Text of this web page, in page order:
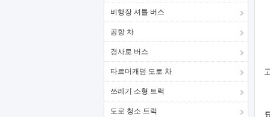
비행장 셔틀 버스
공항 차
경사로 버스
타르머캐덤 도로 차
쓰레기 소형 트럭
도로 청소 트럭